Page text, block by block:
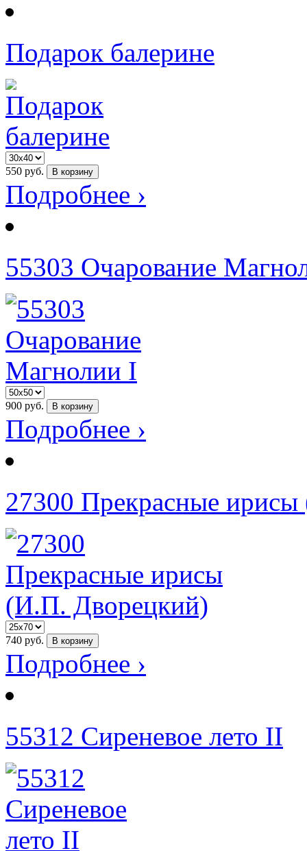
Подарок балерине
550 руб. В корзину
Подробнее ›
55303 Очарование
900 руб. В корзину
Подробнее ›
27300 Прекрасные
740 руб. В корзину
Подробнее ›
55312 Сиреневое лето II